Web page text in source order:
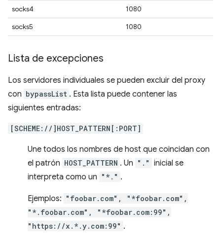
socks4
1080
socks5
1080
Lista de excepciones
Los servidores individuales se pueden excluir del proxy
con bypassList . Esta lista puede contener las
siguientes entradas:
[SCHEME://]HOST_PATTERN[:PORT]
Une todos los nombres de host que coincidan con
el patrón HOST_PATTERN . Un "." inicial se
interpreta como un "*." .
Ejemplos: "foobar.com", "*foobar.com",
"*.foobar.com", "*foobar.com:99",
"https://x.*.y.com:99" .